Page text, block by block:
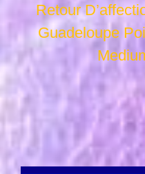
Retour
Guadeloupe